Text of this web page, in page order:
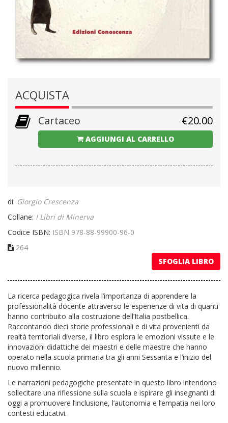
ACQUISTA
Cartaceo €20.00
AGGIUNGI AL CARRELLO
di: Giorgio Crescenza
Collane: I Libri di Minerva
Codice ISBN: ISBN 978-88-99900-96-0
264
SFOGLIA LIBRO
La ricerca pedagogica rivela l’importanza di apprendere la
professionalità docente attraverso le esperienze di vita di quanti
hanno contribuito alla costruzione dell’Italia postbellica.
Raccontando dieci storie professionali e di vita provenienti da
realtà territoriali diverse, il libro esplora le emozioni vissute e le
innovazioni didattiche dei maestri e delle maestre che hanno
operato nella scuola primaria tra gli anni Sessanta e l’inizio del
nuovo millennio.
Le narrazioni pedagogiche presentate in questo libro intendono
sollecitare una riflessione sulla scuola e ispirare gli insegnanti di
oggi a promuovere l’inclusione, l’autonomia e l’empatia nei loro
contesti educativi.